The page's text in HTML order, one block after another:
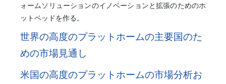
ォームソリューションのイノベーションと拡張のためのホ
ットベッドを作る。
世界の高度のプラットホームの主要国のた
めの市場見通し
米国の高度のプラットホームの市場分析お